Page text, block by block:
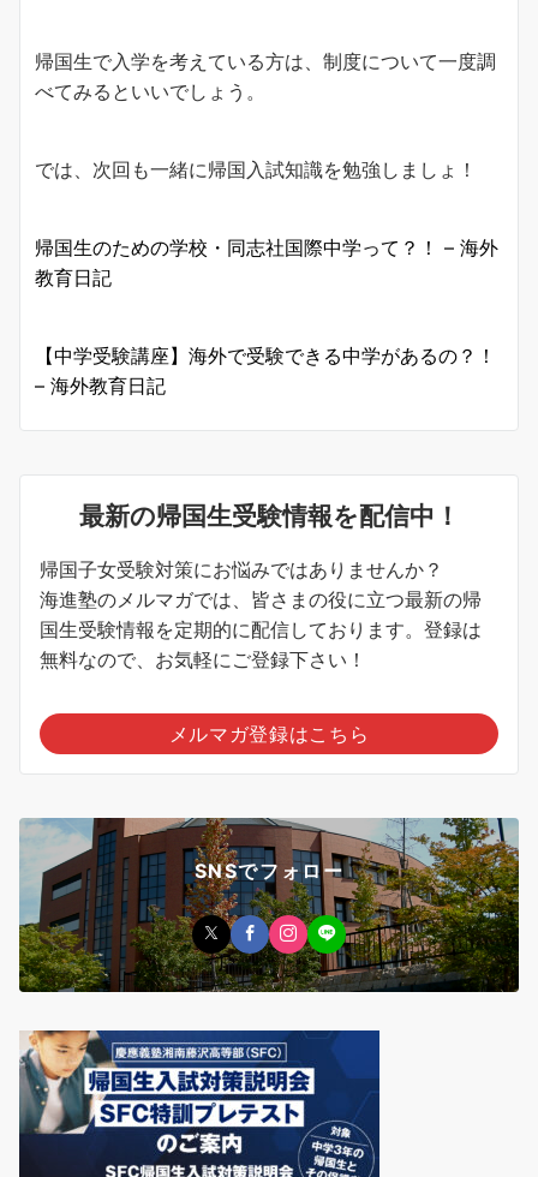
帰国生で入学を考えている方は、制度について一度調
べてみるといいでしょう。
では、次回も一緒に帰国入試知識を勉強しましょ！
帰国生のための学校・同志社国際中学って？！ – 海外
教育日記
【中学受験講座】海外で受験できる中学があるの？！
– 海外教育日記
最新の帰国生受験情報を配信中！
帰国子女受験対策にお悩みではありませんか？
海進塾のメルマガでは、皆さまの役に立つ最新の帰
国生受験情報を定期的に配信しております。登録は
無料なので、お気軽にご登録下さい！
メルマガ登録はこちら
SNSでフォロー